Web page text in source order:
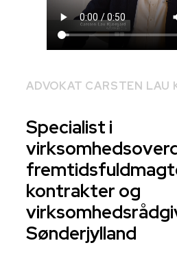
ADVOKAT CARSTEN
Specialist i
kontrakter og
Sønderjylland